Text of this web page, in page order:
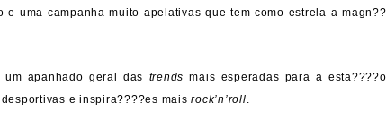
e uma campanha muito apelativas que tem como estrela a magn??
apanhado geral das trends mais esperadas para a esta????o
e inspira????es maisrock’n’roll.